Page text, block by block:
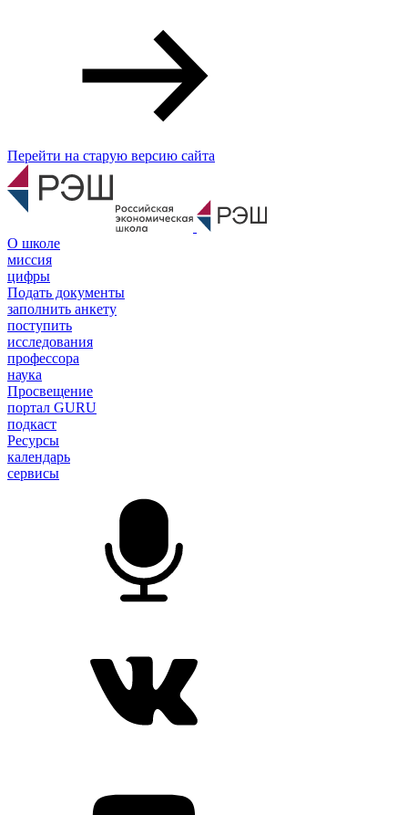
Перейти на старую версию сайта
О школе
миссия
цифры
Подать документы
заполнить анкету
поступить
исследования
профессора
наука
Просвещение
портал GURU
подкаст
Ресурсы
календарь
сервисы